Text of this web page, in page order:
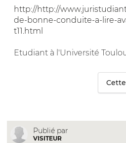
http://http://
de-bonne-conduite-a-lire-
t11.html
Etudiant à l'Université
Publié par
VISITEUR